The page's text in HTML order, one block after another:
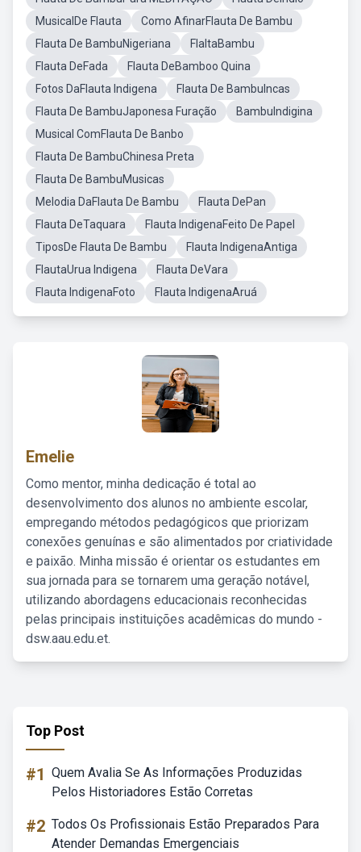
MusicalDe Flauta
Como AfinarFlauta De Bambu
Flauta De BambuNigeriana
FlaltaBambu
Flauta DeFada
Flauta DeBamboo Quina
Fotos DaFlauta Indigena
Flauta De BambuIncas
Flauta De BambuJaponesa Furação
BambuIndigina
Musical ComFlauta De Banbo
Flauta De BambuChinesa Preta
Flauta De BambuMusicas
Melodia DaFlauta De Bambu
Flauta DePan
Flauta DeTaquara
Flauta IndigenaFeito De Papel
TiposDe Flauta De Bambu
Flauta IndigenaAntiga
FlautaUrua Indigena
Flauta DeVara
Flauta IndigenaFoto
Flauta IndigenaAruá
Emelie
Como mentor, minha dedicação é total ao
desenvolvimento dos alunos no ambiente escolar,
empregando métodos pedagógicos que priorizam
conexões genuínas e são alimentados por criatividade
e paixão. Minha missão é orientar os estudantes em
sua jornada para se tornarem uma geração notável,
utilizando abordagens educacionais reconhecidas
pelas principais instituições acadêmicas do mundo -
dsw.aau.edu.et.
Top Post
#1 Quem Avalia Se As Informações Produzidas
Pelos Historiadores Estão Corretas
#2 Todos Os Profissionais Estão Preparados Para
Atender Demandas Emergenciais